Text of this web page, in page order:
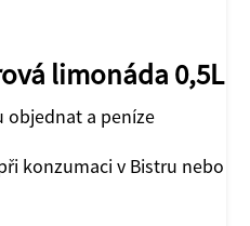
limonáda 0,5L
objednat a peníze
konzumaci v Bistru nebo